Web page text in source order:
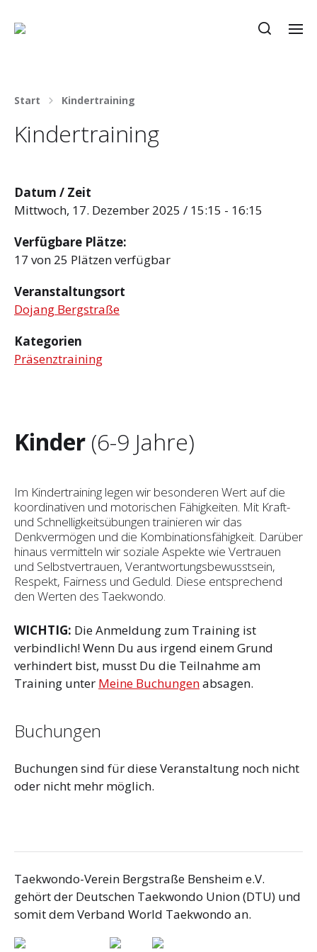
Start Kindertraining
Kindertraining
Datum / Zeit
Mittwoch, 17. Dezember 2025 / 15:15 - 16:15
Verfügbare Plätze:
17 von 25 Plätzen verfügbar
Veranstaltungsort
Dojang Bergstraße
Kategorien
Präsenztraining
Kinder (6-9 Jahre)
Im Kindertraining legen wir besonderen Wert auf die
koordinativen und motorischen Fähigkeiten. Mit Kraft-
und Schnelligkeitsübungen trainieren wir das
Denkvermögen und die Kombinationsfähigkeit. Darüber
hinaus vermitteln wir soziale Aspekte wie Vertrauen
und Selbst­vertrauen, Verantwortungsbewusstsein,
Respekt, Fairness und Geduld. Diese entsprechend
den Werten des Taekwondo.
WICHTIG: Die Anmeldung zum Training ist
verbindlich! Wenn Du aus irgend einem Grund
verhindert bist, musst Du die Teilnahme am
Training unter Meine Buchungenabsagen.
Buchungen
Buchungen sind für diese Veranstaltung noch nicht
oder nicht mehr möglich.
Taekwondo-Verein Bergstraße Bensheim e.V.
gehört der Deutschen Taekwondo Union (DTU) und
somit dem Verband World Taekwondo an.